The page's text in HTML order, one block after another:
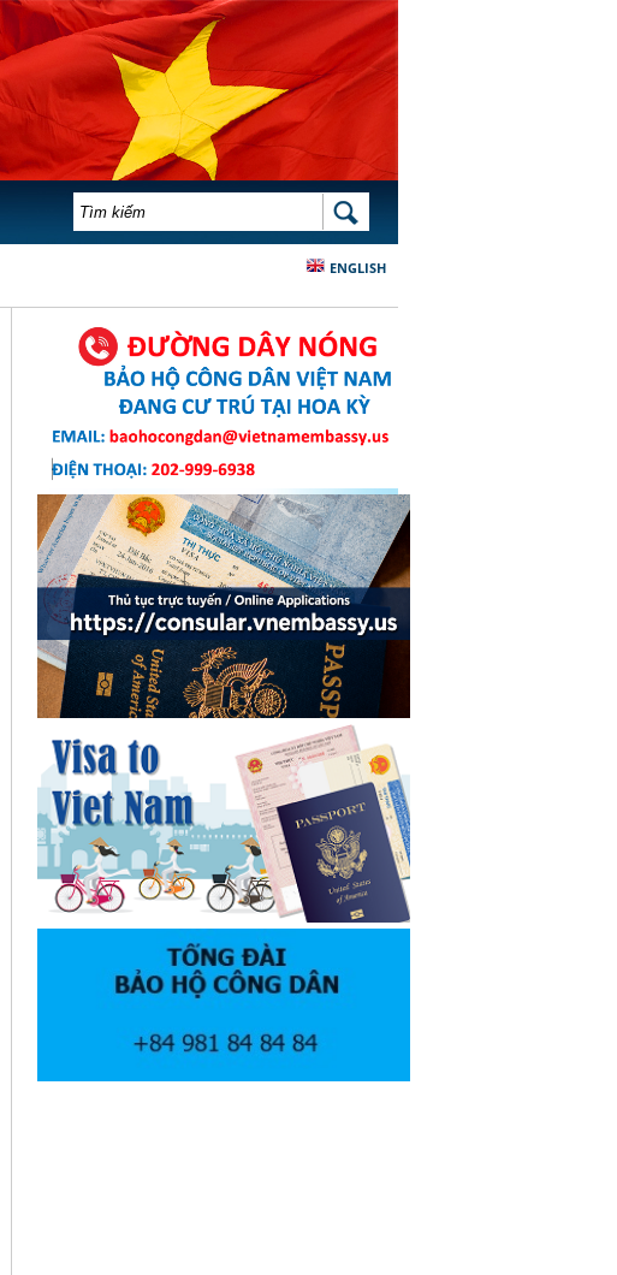
BIỂU MẪU TÌM KIẾM TÌM KIẾM
ENGLISH